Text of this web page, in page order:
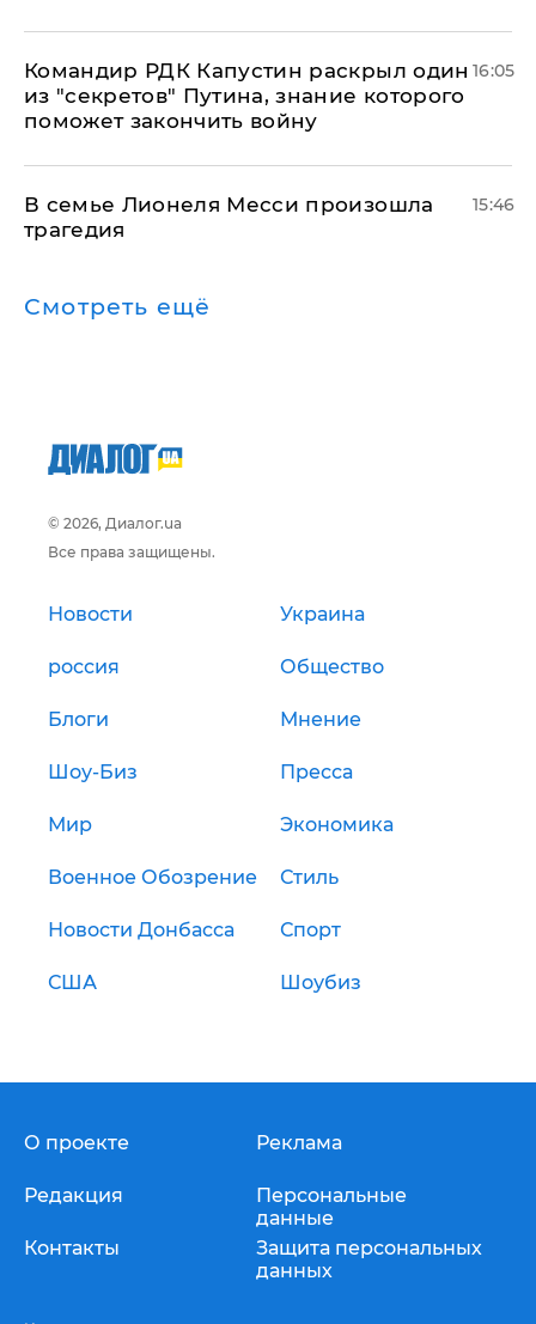
Командир РДК Капустин раскрыл один
из "секретов" Путина, знание которого
поможет закончить войну
16:05
В семье Лионеля Месси произошла
трагедия
15:46
Смотреть ещё
© 2026, Диалог.ua
Все права защищены.
Новости Украина
россия Общество
Блоги Мнение
Шоу-Биз Пресса
Мир Экономика
Военное Обозрение Стиль
Новости Донбасса Спорт
США Шоубиз
О проекте
Редакция
Контакты
Реклама
Персональные
данные
Защита персональных
данных